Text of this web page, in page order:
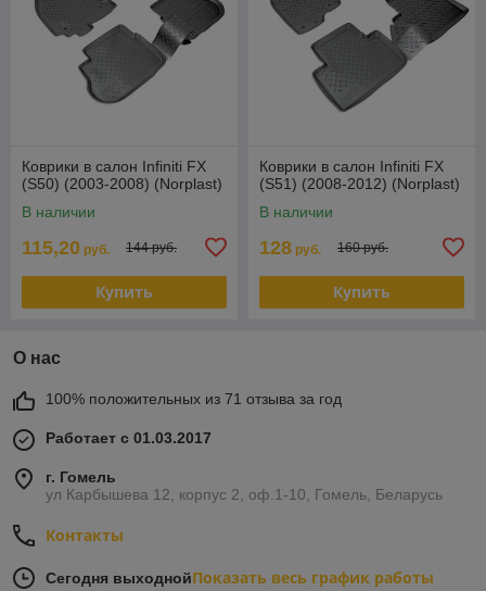
Коврики в салон Infiniti FX
(S50) (2003-2008) (Norplast)
В наличии
115,20 руб. 144 руб.
Купить
Коврики в салон Infiniti FX
(S51) (2008-2012) (Norplast)
В наличии
128 руб. 160 руб.
Купить
О нас
100% положительных из 71 отзыва за год
Работает с 01.03.2017
г. Гомель
ул Карбышева 12, корпус 2, оф.1-10, Гомель, Беларусь
Контакты
Сегодня выходнойПоказать весь график работы